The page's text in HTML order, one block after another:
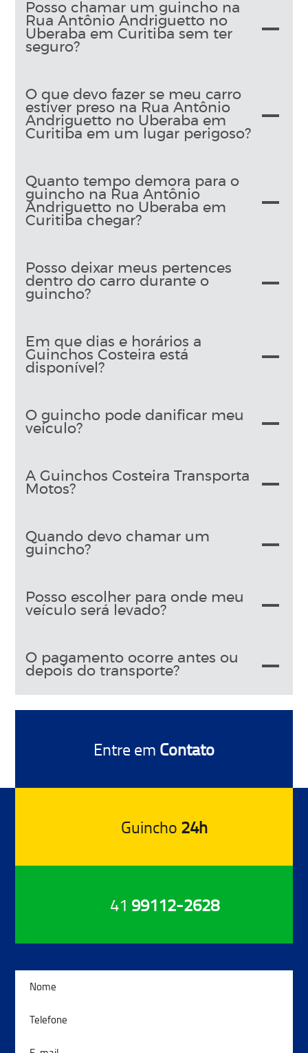
Posso chamar um guincho na
Rua Antônio Andriguetto no
Uberaba em Curitiba sem ter
seguro?
O que devo fazer se meu carro
estiver preso na Rua Antônio
Andriguetto no Uberaba em
Curitiba em um lugar perigoso?
Quanto tempo demora para o
guincho na Rua Antônio
Andriguetto no Uberaba em
Curitiba chegar?
Posso deixar meus pertences
dentro do carro durante o
guincho?
Em que dias e horários a
Guinchos Costeira está
disponível?
O guincho pode danificar meu
veículo?
A Guinchos Costeira Transporta
Motos?
Quando devo chamar um
guincho?
Posso escolher para onde meu
veículo será levado?
O pagamento ocorre antes ou
depois do transporte?
Guincho 24h
Entre em Contato
41 99112-2628